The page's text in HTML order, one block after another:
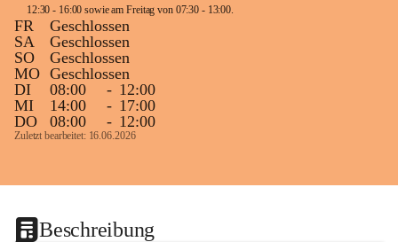
FR
Geschlossen
SA
Geschlossen
SO
Geschlossen
MO Geschlossen
DI
08:00 - 12:00
MI
14:00 - 17:00
DO
08:00 - 12:00
Zuletzt bearbeitet: 16.06.2026
Beschreibung